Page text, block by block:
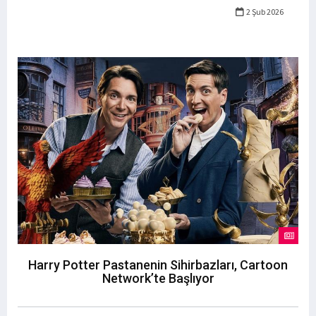
2 Şub 2026
Harry Potter Pastanenin Sihirbazları, Cartoon
Network’te Başlıyor